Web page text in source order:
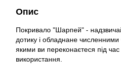
Опис
Покривало "Шарпей" -
дотику і обладнане
якими ви переконаєтеся під
використання.